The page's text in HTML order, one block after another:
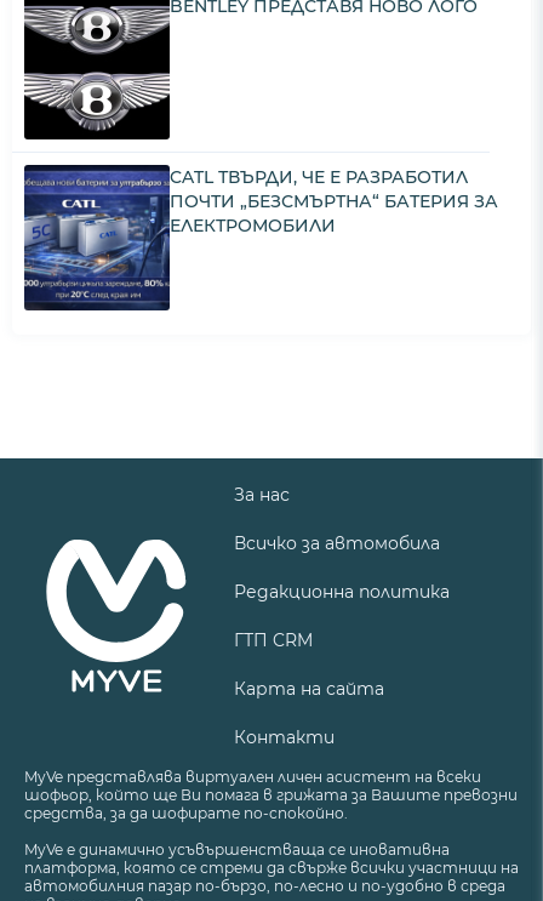
BENTLEY ПРЕДСТАВЯ НОВО ЛОГО
CATL ТВЪРДИ, ЧЕ Е РАЗРАБОТИЛ
ПОЧТИ „БЕЗСМЪРТНА“ БАТЕРИЯ ЗА
ЕЛЕКТРОМОБИЛИ
За нас
Всичко за автомобила
Редакционна политика
ГТП CRM
Карта на сайта
Контакти
MyVe представлява виртуален личен асистент на всеки
шофьор, който ще Ви помага в грижата за Вашите превозни
средства, за да шофирате по-спокойно.
MyVe е динамично усъвършенстваща се иновативна
платформа, която се стреми да свърже всички участници на
автомобилния пазар по-бързо, по-лесно и по-удобно в среда